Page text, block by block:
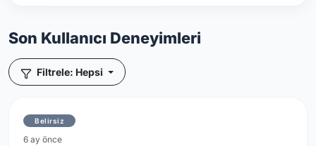
Son Kullanıcı Deneyimleri
Filtrele: Hepsi
Belirsiz
6 ay önce